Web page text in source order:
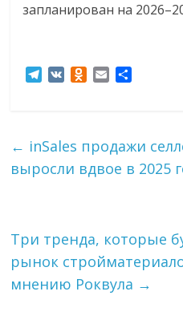
запланирован на
T
g
r
a
O
l
a
i
k
i
в
и
← inSales продажи
выросли вдвое в 2025
Три тренда, которые
рынок
мнению Роквула →